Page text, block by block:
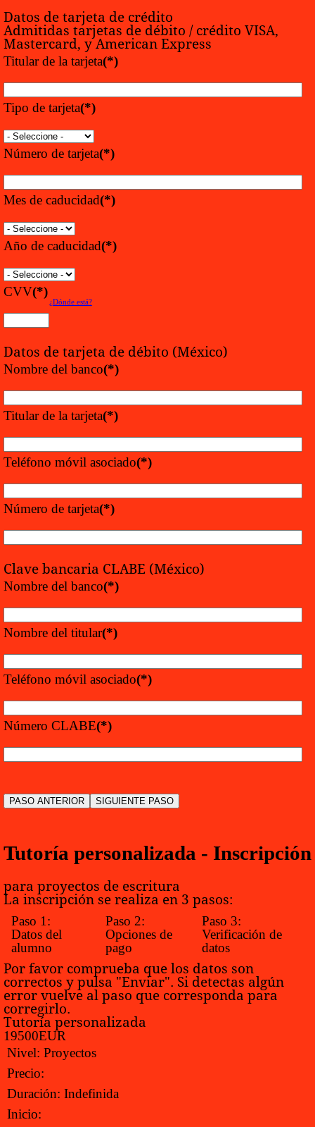
Datos de tarjeta de crédito
Admitidas tarjetas de débito / crédito VISA,
Mastercard, y American Express
Titular de la tarjeta(*)
Tipo de tarjeta(*)
Número de tarjeta(*)
Mes de caducidad(*)
Año de caducidad(*)
CVV(*)
¿Dónde está?
Datos de tarjeta de débito (México)
Nombre del banco(*)
Titular de la tarjeta(*)
Teléfono móvil asociado(*)
Número de tarjeta(*)
Clave bancaria CLABE (México)
Nombre del banco(*)
Nombre del titular(*)
Teléfono móvil asociado(*)
Número CLABE(*)
Tutoría personalizada - Inscripción
para proyectos de escritura
La inscripción se realiza en 3 pasos:
Paso 1:
Datos del
alumno
Paso 2:
Opciones de
pago
Paso 3:
Verificación de
datos
Por favor comprueba que los datos son
correctos y pulsa "Enviar". Si detectas algún
error vuelve al paso que corresponda para
corregirlo.
Tutoría personalizada
19500EUR
Nivel: Proyectos
Precio:
Duración: Indefinida
Inicio: